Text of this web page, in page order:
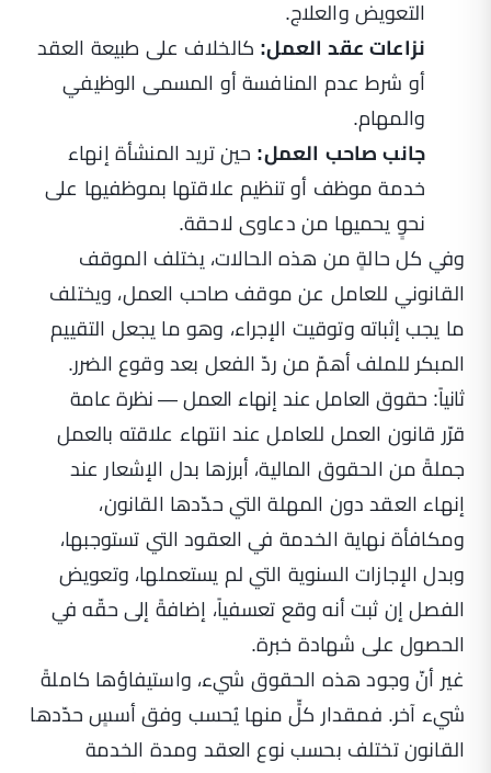
التعويض والعلاج.
نزاعات عقد العمل: كالخلاف على طبيعة العقد
أو شرط عدم المنافسة أو المسمى الوظيفي
والمهام.
جانب صاحب العمل: حين تريد المنشأة إنهاء
خدمة موظف أو تنظيم علاقتها بموظفيها على
نحوٍ يحميها من دعاوى لاحقة.
وفي كل حالةٍ من هذه الحالات، يختلف الموقف
القانوني للعامل عن موقف صاحب العمل، ويختلف
ما يجب إثباته وتوقيت الإجراء، وهو ما يجعل التقييم
المبكر للملف أهمّ من ردّ الفعل بعد وقوع الضرر.
ثانياً: حقوق العامل عند إنهاء العمل — نظرة عامة
قرّر قانون العمل للعامل عند انتهاء علاقته بالعمل
جملةً من الحقوق المالية، أبرزها بدل الإشعار عند
إنهاء العقد دون المهلة التي حدّدها القانون،
ومكافأة نهاية الخدمة في العقود التي تستوجبها،
وبدل الإجازات السنوية التي لم يستعملها، وتعويض
الفصل إن ثبت أنه وقع تعسفياً، إضافةً إلى حقّه في
الحصول على شهادة خبرة.
غير أنّ وجود هذه الحقوق شيء، واستيفاؤها كاملةً
شيء آخر. فمقدار كلٍّ منها يُحسب وفق أسسٍ حدّدها
القانون تختلف بحسب نوع العقد ومدة الخدمة